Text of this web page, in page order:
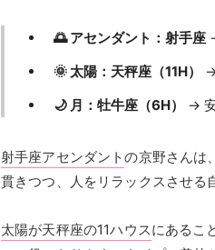
🌅 アセンダント：射手座
🌞 太陽：天秤座（11H）
🌙 月：牡牛座（6H）
→
射手座アセンダントの京野さんは
貫きつつ、人をリラックスさせる
太陽が天秤座の11ハウスにあるこ